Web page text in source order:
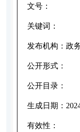
文号：
关键词：
发布机构： 政
公开形式：
公开目录：
生成日期：
有效性：